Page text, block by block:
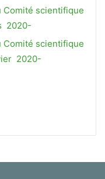
Comité scientifique
2020-
Comité scientifique
2020-